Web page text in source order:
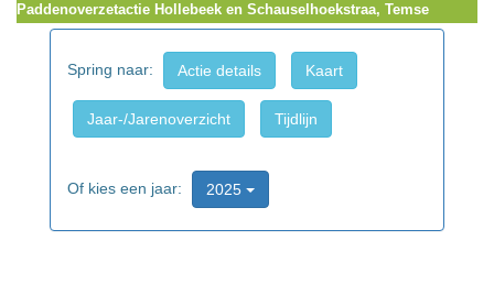
Paddenoverzetactie Hollebeek en Schauselhoekstraa, Temse
Spring naar: Actie details Kaart
Jaar-/Jarenoverzicht Tijdlijn
Of kies een jaar: 2025